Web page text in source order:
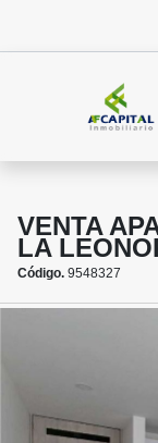
VENTA
LA
Código. 9548327